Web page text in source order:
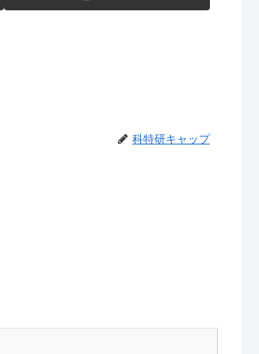
科特研キャップ